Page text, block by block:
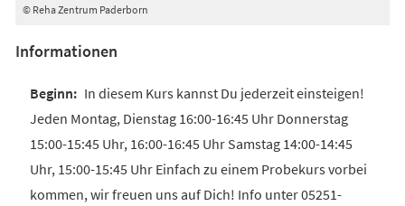
© Reha Zentrum Paderborn
Informationen
In diesem Kurs kannst Du jederzeit einsteigen!
Jeden Montag, Dienstag 16:00-16:45 Uhr Donnerstag
15:00-15:45 Uhr, 16:00-16:45 Uhr Samstag 14:00-14:45
Uhr, 15:00-15:45 Uhr Einfach zu einem Probekurs vorbei
kommen, wir freuen uns auf Dich! Info unter 05251-